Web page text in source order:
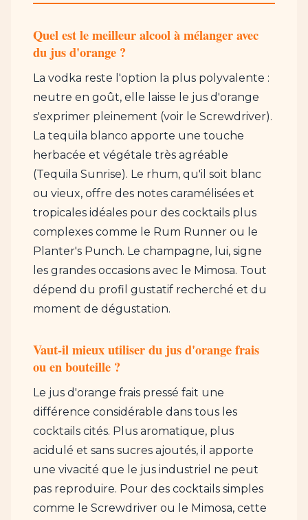
Quel est le meilleur alcool à mélanger avec
du jus d'orange ?
La vodka reste l'option la plus polyvalente :
neutre en goût, elle laisse le jus d'orange
s'exprimer pleinement (voir le Screwdriver).
La tequila blanco apporte une touche
herbacée et végétale très agréable
(Tequila Sunrise). Le rhum, qu'il soit blanc
ou vieux, offre des notes caramélisées et
tropicales idéales pour des cocktails plus
complexes comme le Rum Runner ou le
Planter's Punch. Le champagne, lui, signe
les grandes occasions avec le Mimosa. Tout
dépend du profil gustatif recherché et du
moment de dégustation.
Vaut-il mieux utiliser du jus d'orange frais
ou en bouteille ?
Le jus d'orange frais pressé fait une
différence considérable dans tous les
cocktails cités. Plus aromatique, plus
acidulé et sans sucres ajoutés, il apporte
une vivacité que le jus industriel ne peut
pas reproduire. Pour des cocktails simples
comme le Screwdriver ou le Mimosa, cette